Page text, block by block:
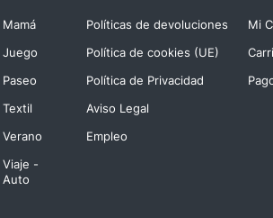
Mamá
Juego
Paseo
Textil
Verano
Viaje -
Auto
Políticas de devoluciones
Política de cookies (UE)
Política de Privacidad
Aviso Legal
Empleo
Mi